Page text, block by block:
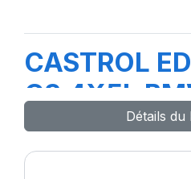
CASTROL
C3 4X5L
Détails du